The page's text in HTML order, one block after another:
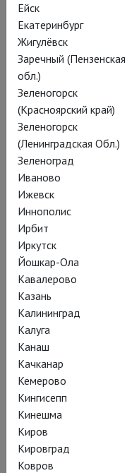
Также в анамнезе у
качестве ассистента
«Глобуса» Доминика
Кембриджа), основание
компании Straydogs,
показана на Вест-Энде,
потом главным
Нортгемптоне.
Обращаясь к Шекспиру,
переносит действие в
актуальное звучание.
в 2014 году на сцене
компании; и
Мальволио
«Ричард II» на сцене
Саймона Годвина к
вполне можно назвать
Постановки
Ейск
Екатеринбург
Жигулёвск
Заречный (Пензенская
обл.)
Зеленогорск
(Красноярский край)
Зеленогорск
(Ленинградская Обл.)
Зеленоград
Иваново
Ижевск
Иннополис
Ирбит
Иркутск
Йошкар-Ола
Кавалерово
Казань
Калининград
Калуга
Канаш
Качканар
Кемерово
Кингисепп
Кинешма
Киров
Кировград
Ковров